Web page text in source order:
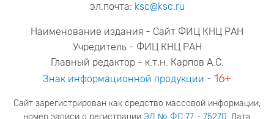
эл.почта: ksc@ksc.ru
Наименование издания - Сайт ФИЦ КНЦ РАН
Учредитель - ФИЦ КНЦ РАН
Главный редактор - к.т.н. Карпов А.С.
Знак информационной продукции - 16+
Сайт зарегистрирован как средство массовой информации;